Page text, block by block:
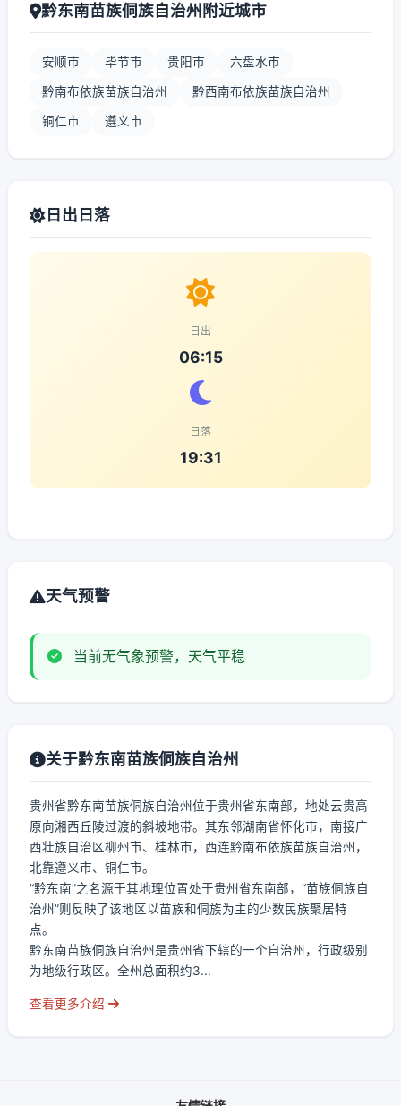
黔东南苗族侗族自治州附近城市
安顺市 毕节市 贵阳市 六盘水市
黔南布依族苗族自治州 黔西南布依族苗族自治州
铜仁市 遵义市
日出日落
日出
06:15
日落
19:31
天气预警
当前无气象预警，天气平稳
关于黔东南苗族侗族自治州
贵州省黔东南苗族侗族自治州位于贵州省东南部，地处云贵高
原向湘西丘陵过渡的斜坡地带。其东邻湖南省怀化市，南接广
西壮族自治区柳州市、桂林市，西连黔南布依族苗族自治州，
北靠遵义市、铜仁市。
“黔东南”之名源于其地理位置处于贵州省东南部，“苗族侗族自
治州”则反映了该地区以苗族和侗族为主的少数民族聚居特
点。
黔东南苗族侗族自治州是贵州省下辖的一个自治州，行政级别
为地级行政区。全州总面积约3...
查看更多介绍